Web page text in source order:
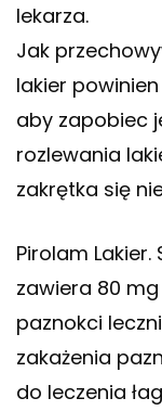
lekarza.
Jak
lakier
aby zapobiec
rozlewania
zakrętka się
Pirolam Lakier.
zawiera 80
paznokci
zakażenia
do leczenia